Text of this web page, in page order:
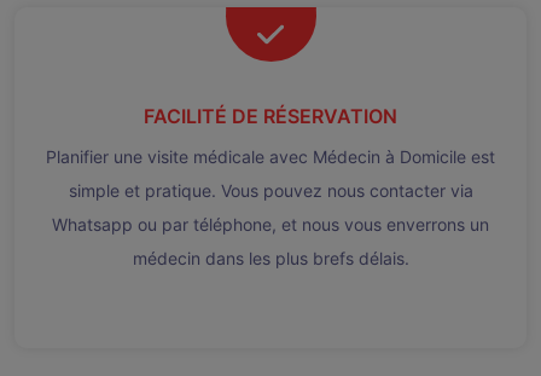
FACILITÉ DE RÉSERVATION
Planifier une visite médicale avec Médecin à Domicile est
simple et pratique. Vous pouvez nous contacter via
Whatsapp ou par téléphone, et nous vous enverrons un
médecin dans les plus brefs délais.